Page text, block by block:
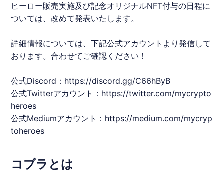
ヒーロー販売実施及び記念オリジナルNFT付与の日程に
ついては、改めて発表いたします。
詳細情報については、下記公式アカウントより発信して
おります。合わせてご確認ください！
公式Discord： https://discord.gg/C66hByB
公式Twitterアカウント： https://twitter.com/mycrypto
heroes
公式Mediumアカウント： https://medium.com/mycryp
toheroes
コブラとは